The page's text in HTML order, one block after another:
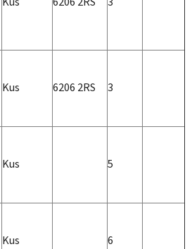
Kus 6206 2RS 3
Kus 5
Kus 6